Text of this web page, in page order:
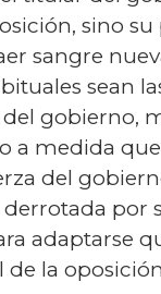
sino su
sangre
sean
gobierno,
a medida
del
por
adaptarse
de la